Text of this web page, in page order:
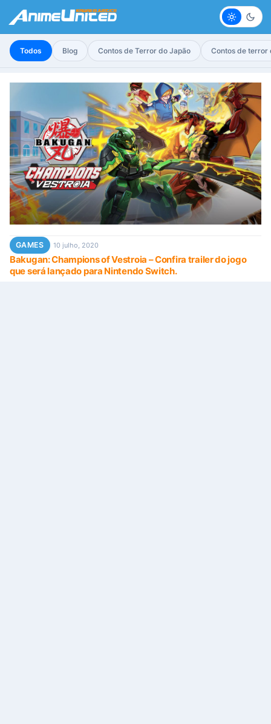
Claro
Todos Blog Contos de Terror do Japão Contos de terror
GAMES 10 julho, 2020
Bakugan: Champions of Vestroia – Confira trailer do jogo
que será lançado para Nintendo Switch.